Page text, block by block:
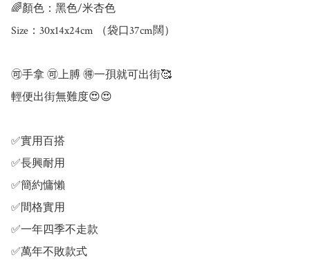
🌈顏色：黑色/米杏色
Size：30x14x24cm （袋口37cm闊）
🉑️手拿 🉑️上膊 🉐️一孭就可出街🥰
輕便出街無難度😍😍
✅️實用百搭
✅️長興耐用
✅️簡約慵懶
✅️間格實用
✅️一年四季不走款
✅️萬年不敗款式